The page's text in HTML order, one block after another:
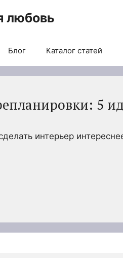
любовь
Блог Каталог статей
5
интерьер